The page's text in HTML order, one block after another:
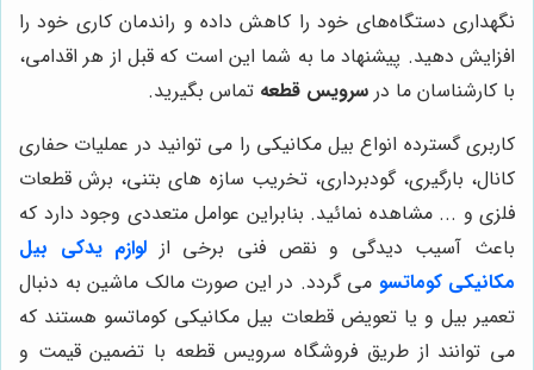
نگهداری دستگاه‌های خود را کاهش داده و راندمان کاری خود را
افزایش دهید. پیشنهاد ما به شما این است که قبل از هر اقدامی،
با کارشناسان ما در سرویس قطعه تماس بگیرید.
کاربری گسترده انواع بیل مکانیکی را می توانید در عملیات حفاری
کانال، بارگیری، گودبرداری، تخریب سازه های بتنی، برش قطعات
فلزی و ... مشاهده نمائید. بنابراین عوامل متعددی وجود دارد که
باعث آسیب دیدگی و نقص فنی برخی از لوازم یدکی بیل
مکانیکی کوماتسو می گردد. در این صورت مالک ماشین به دنبال
تعمیر بیل و یا تعویض قطعات بیل مکانیکی کوماتسو هستند که
می توانند از طریق فروشگاه سرویس قطعه با تضمین قیمت و